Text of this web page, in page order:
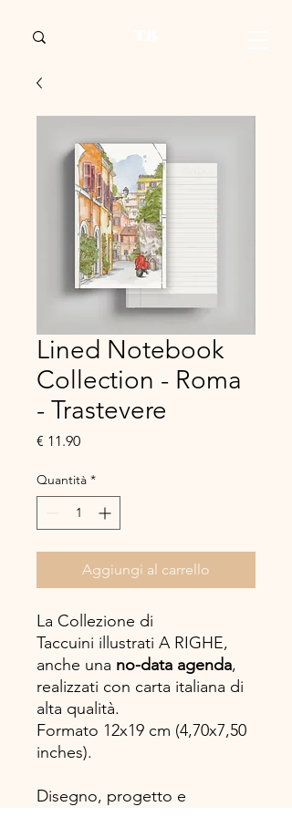
Lined Notebook
Collection - Roma
- Trastevere
€ 11.90Prezzo
Quantità *
Aggiungi al carrello
La Collezione di
Taccuini illustrati A RIGHE,
anche una no-data agenda,
realizzati con carta italiana di
alta qualità.
Formato 12x19 cm (4,70x7,50
inches).
Disegno, progetto e